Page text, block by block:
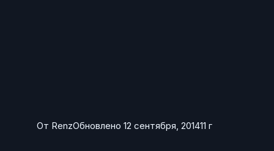
От RenzОбновлено 12 сентября, 201411 г